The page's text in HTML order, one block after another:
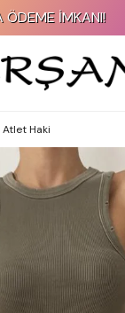
İMKANI!
Atlet Haki